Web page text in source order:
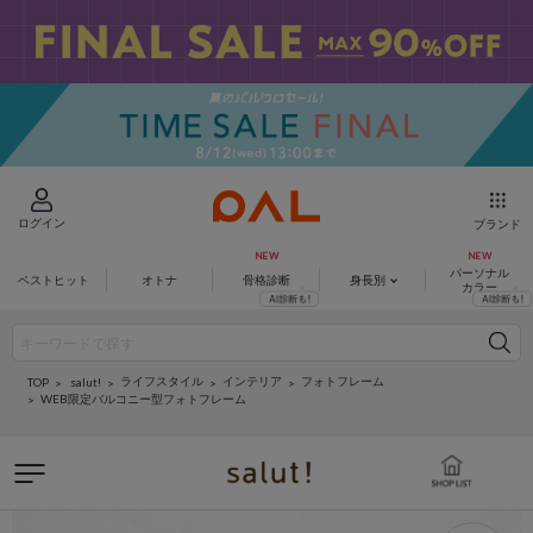
ログイン ブランド
ベストヒット オトナ 骨格診断 身長別
パーソナル
カラー
TOP salut! ライフスタイル インテリア
フォトフレーム
WEB限定バルコニー型フォトフレーム